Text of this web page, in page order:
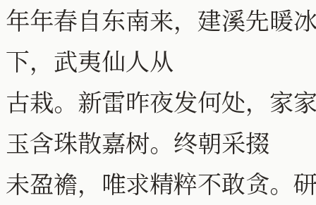
年年春自东南来，建溪先暖
下，武夷仙人从
古栽。新雷昨夜发何处，家
玉含珠散嘉树。终朝采掇
未盈襜，唯求精粹不敢贪。